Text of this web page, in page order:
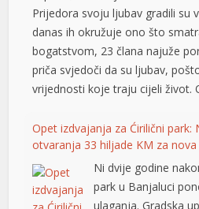
panel
panel
panel
panel
panel
bogatstvom, 23 člana najuže
priča svjedoči da su ljubav,
vrijednosti koje traju cijeli život.
Opet izdvajanja za Ćirilični park:
Ni dvije godine
park u Banjaluci
ulaganja. Gradska
dodatne radove na
rasvjeti u vrijednosti od